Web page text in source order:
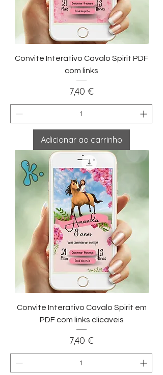
Convite Interativo Cavalo Spirit PDF
com links
Preço
7,40 €
Adicionar ao carrinho
Convite Interativo Cavalo Spirit em
PDF com links clicaveis
Preço
7,40 €